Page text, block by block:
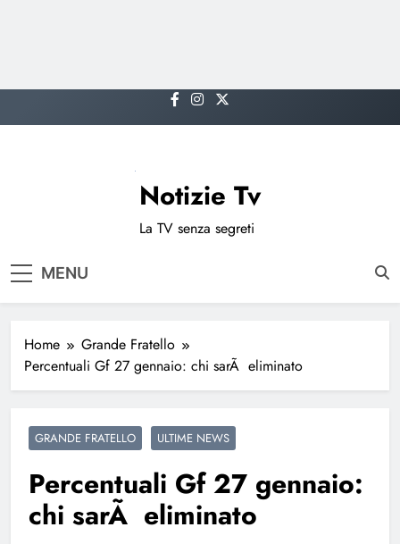
to
Notizie Tv
La TV senza segreti
MENU
Home
Grande Fratello
Percentuali Gf 27 gennaio: chi sarÃ eliminato
GRANDE FRATELLO ULTIME NEWS
Percentuali Gf 27 gennaio:
chi sarÃ eliminato